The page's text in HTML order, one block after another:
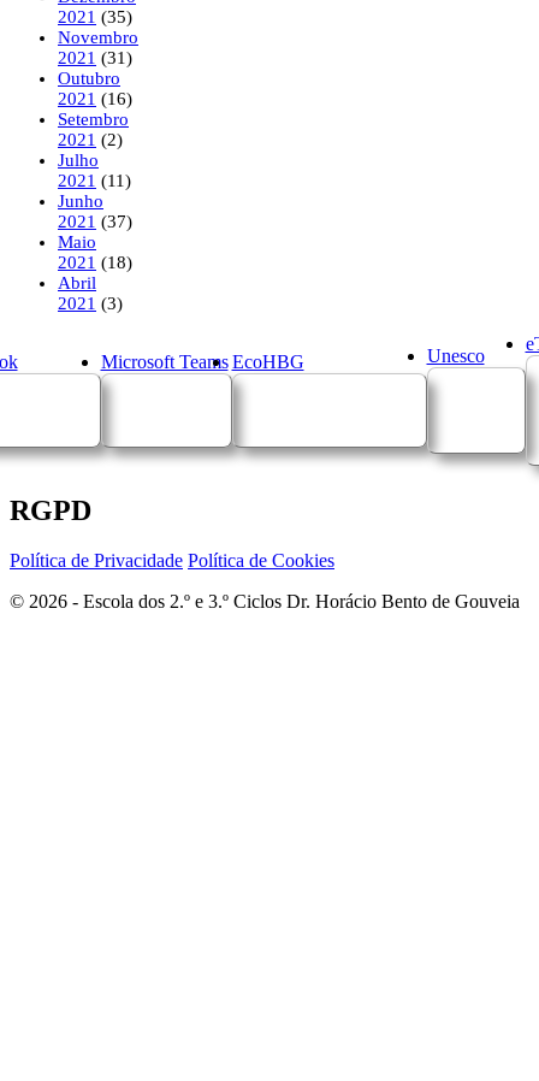
2021 (35)
Novembro
2021 (31)
Outubro
2021 (16)
Setembro
2021 (2)
Julho
2021 (11)
Junho
2021 (37)
Maio
2021 (18)
Abril
2021 (3)
Microsoft Teams EcoHBG Unesco
RGPD
Política de Privacidade Política de Cookies
© 2026 - Escola dos 2.º e 3.º Ciclos Dr. Horácio Bento de Gouveia